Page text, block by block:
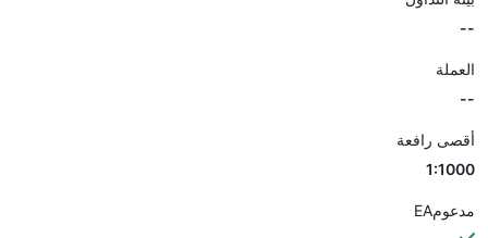
--
العملة
--
أقصى رافعة
1:1000
مدعومEA